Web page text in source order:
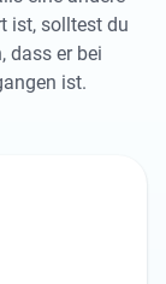
ist, solltest du
dass er bei
ist.